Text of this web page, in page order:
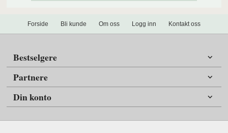
Forside Bli kunde Om oss Logg inn Kontakt oss
Bestselgere
Partnere
Din konto